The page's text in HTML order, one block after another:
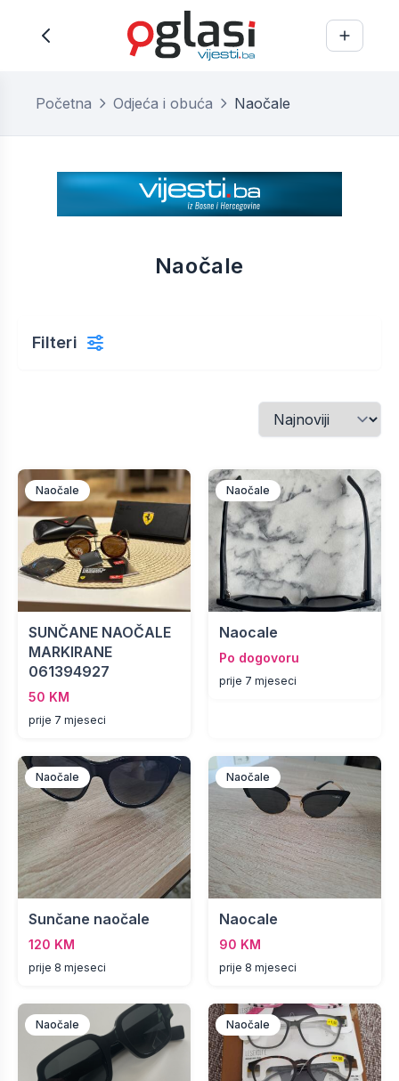
Početna Odjeća i obuća Naočale
Naočale
Filteri
Naočale
SUNČANE NAOČALE
MARKIRANE
061394927
50 KM
prije 7 mjeseci
Naočale
Naocale
Po dogovoru
prije 7 mjeseci
Naočale
Sunčane naočale
120 KM
prije 8 mjeseci
Naočale
Naocale
90 KM
prije 8 mjeseci
Naočale Naočale